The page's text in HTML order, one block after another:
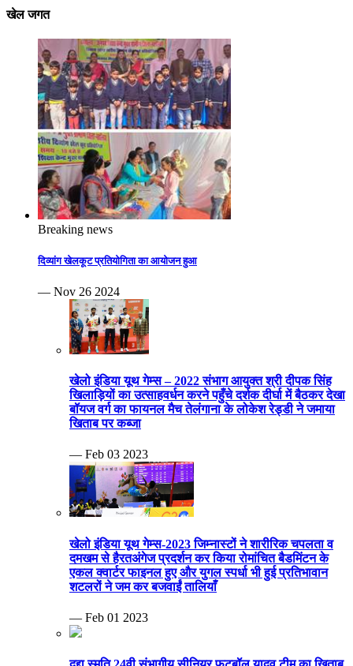
खेल जगत
Breaking news
दिव्यांग खेलकूट प्रतियोगिता का आयोजन हुआ
— Nov 26 2024
खेलो इंडिया यूथ गेम्स – 2022 संभाग आयुक्त श्री दीपक सिंह
खिलाड़ियों का उत्साहवर्धन करने पहुँचे दर्शक दीर्घा में बैठकर देखा
बॉयज वर्ग का फायनल मैच तेलंगाना के लोकेश रेड्डी ने जमाया
खिताब पर कब्जा
— Feb 03 2023
खेलो इंडिया यूथ गेम्स-2023 जिम्नास्टों ने शारीरिक चपलता व
दमखम से हैरतअंगेज प्रदर्शन कर किया रोमांचित बैडमिंटन के
एकल क्वार्टर फाइनल हुए और युगल स्पर्धा भी हुई प्रतिभावान
शटलरों ने जम कर बजवाईं तालियाँ
— Feb 01 2023